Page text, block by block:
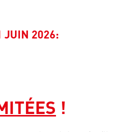
JUIN 2026:
!